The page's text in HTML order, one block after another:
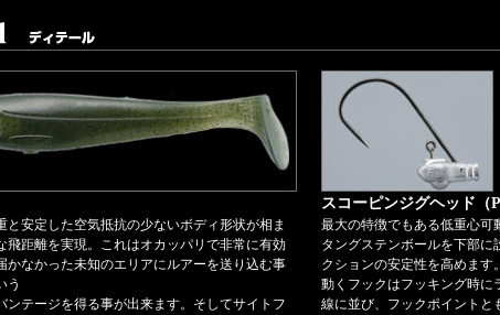
と安定した空気抵抗の少ないボディ形状が相ま
飛距離を実現。これはオカッパリで非常に有効
かなかった未知のエリアにルアーを送り込む事
う
ンテージを得る事が出来ます。そしてサイトフ
スコーピンジグヘッド（
最大の特徴でもある低重心可
タングステンボールを下部に
クションの安定性を高めます
動くフックはフッキング時に
線に並び、フックポイントと